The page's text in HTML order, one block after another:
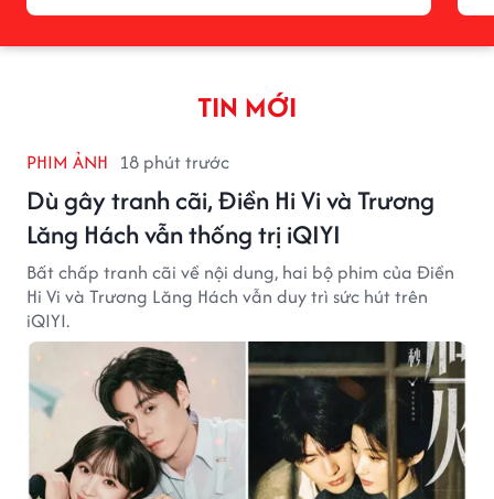
TIN MỚI
PHIM ẢNH 18 phút trước
Dù gây tranh cãi, Điền Hi Vi và Trương
Lăng Hách vẫn thống trị iQIYI
Bất chấp tranh cãi về nội dung, hai bộ phim của Điền
Hi Vi và Trương Lăng Hách vẫn duy trì sức hút trên
iQIYI.